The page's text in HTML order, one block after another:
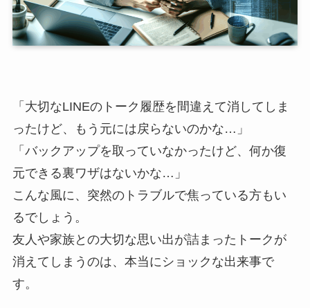
「大切なLINEのトーク履歴を間違えて消してしま
ったけど、もう元には戻らないのかな…」
「バックアップを取っていなかったけど、何か復
元できる裏ワザはないかな…」
こんな風に、突然のトラブルで焦っている方もい
るでしょう。
友人や家族との大切な思い出が詰まったトークが
消えてしまうのは、本当にショックな出来事で
す。